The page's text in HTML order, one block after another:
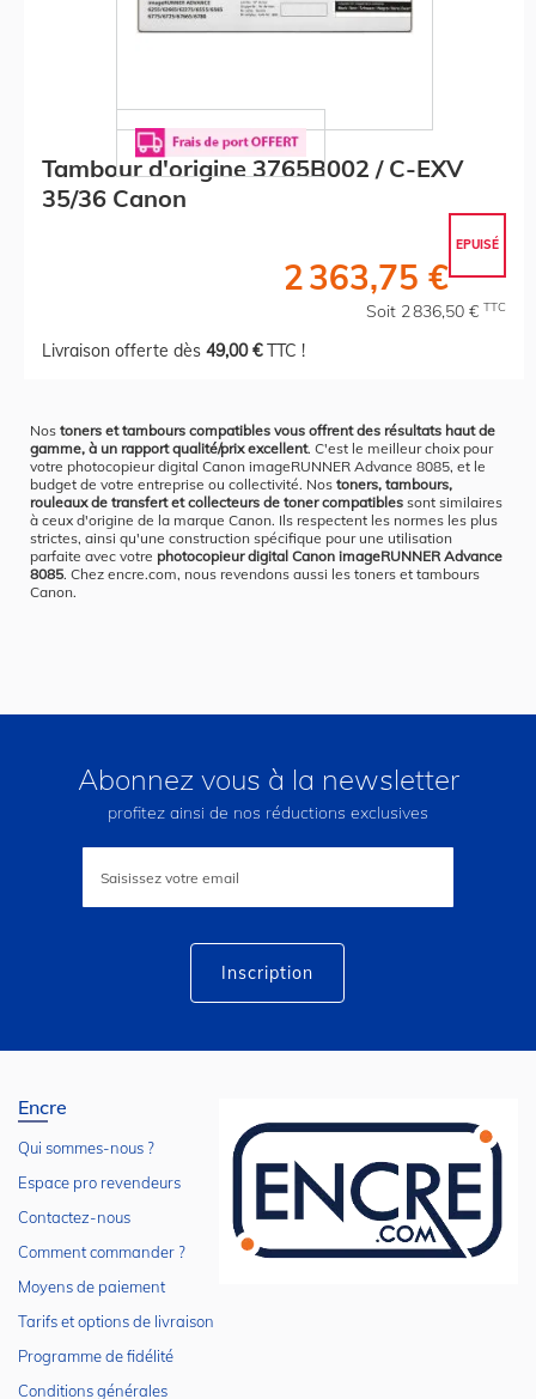
Tambour d'origine 3765B002 / C-EXV
35/36 Canon
EPUISÉ
2 363,75 €
Soit 2 836,50 € TTC
Livraison offerte dès 49,00 €TTC !
Nos toners et tambours compatibles vous offrent des résultats haut de
gamme, à un rapport qualité/prix excellent. C'est le meilleur choix pour
votre photocopieur digital Canon imageRUNNER Advance 8085, et le
budget de votre entreprise ou collectivité. Nos toners, tambours,
rouleaux de transfert et collecteurs de toner compatibles sont similaires
à ceux d'origine de la marque Canon. Ils respectent les normes les plus
strictes, ainsi qu'une construction spécifique pour une utilisation
parfaite avec votre photocopieur digital Canon imageRUNNER Advance
8085. Chez encre.com, nous revendons aussi les toners et tambours
Canon.
Abonnez vous à la newsletter
profitez ainsi de nos réductions exclusives
lettre
Inscription
Encre
Qui sommes-nous ?
Espace pro revendeurs
Contactez-nous
Comment commander ?
Moyens de paiement
Tarifs et options de livraison
Programme de fidélité
Conditions générales